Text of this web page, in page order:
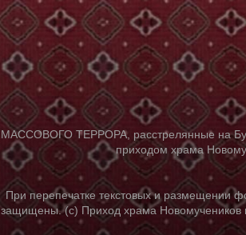
ТЕРРОРА, расстрелянные на
приходом храма
При перепечатке текстовых и размещении
(с) Приход храма Новомучеников